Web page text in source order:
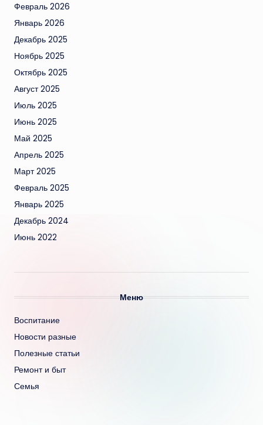
Февраль 2026
Январь 2026
Декабрь 2025
Ноябрь 2025
Октябрь 2025
Август 2025
Июль 2025
Июнь 2025
Май 2025
Апрель 2025
Март 2025
Февраль 2025
Январь 2025
Декабрь 2024
Июнь 2022
Меню
Воспитание
Новости разные
Полезные статьи
Ремонт и быт
Семья